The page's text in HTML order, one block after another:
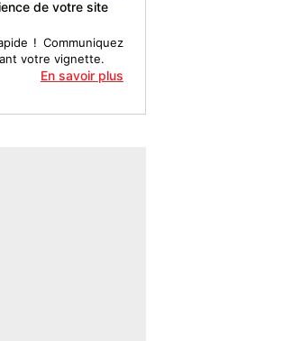
de votre site
! Communiquez
votre vignette.
En savoir plus